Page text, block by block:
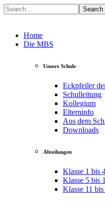
Search
Home
Die MBS
Unsere Schule
Eckpfeiler
Schulleitung
Kollegium
Elterninfo
Aus dem
Downloads
Abteilungen
Klasse 1 bis
Klasse 5 bis
Klasse 11